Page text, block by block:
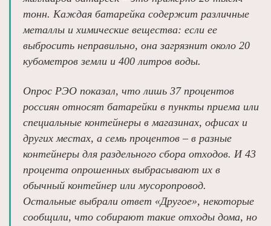
тонн. Каждая батарейка содержит различные
металлы и химические вещества: если ее
выбросить неправильно, она загрязнит около 20
кубометров земли и 400 литров воды.
Опрос РЭО показал, что лишь 37 процентов
россиян относят батарейки в пункты приема или
специальные контейнеры в магазинах, офисах и
других местах, а семь процентов – в разные
контейнеры для раздельного сбора отходов. И 43
процента опрошенных выбрасывают их в
обычный контейнер или мусоропровод.
Остальные выбрали ответ «Другое», некоторые
сообщили, что собирают такие отходы дома, но